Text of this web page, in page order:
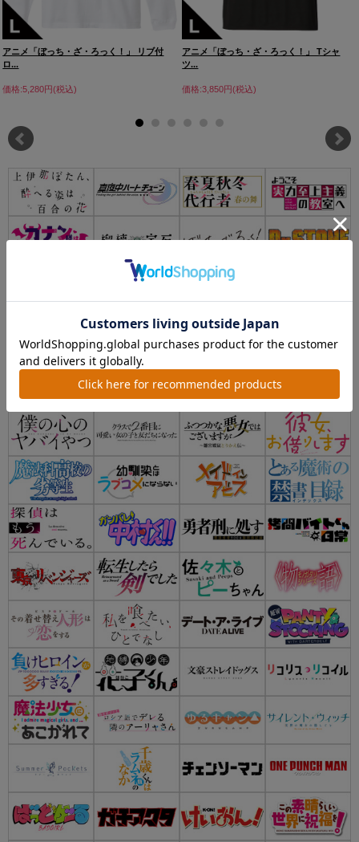
アニメ「ぼっち・ざ・ろっく！」 リブ付
ロ...
価格:5,280円(税込)
アニメ「ぼっち・ざ・ろっく！」 Tシャ
ツ...
価格:3,850円(税込)